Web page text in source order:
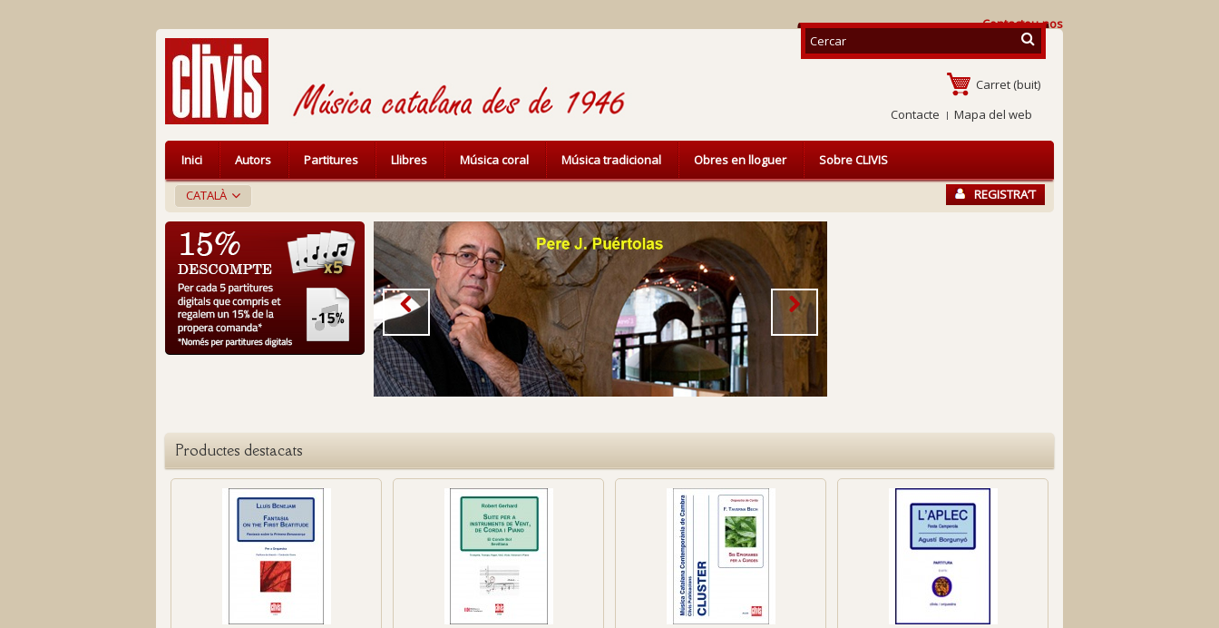
Contacteu-nos
Carret (buit)
Contacte
Mapa del web
CATALÀ REGISTRA’T
Inici Autors Partitures Llibres Música coral Música tradicional Obres en lloguer Sobre CLIVIS
Productes destacats